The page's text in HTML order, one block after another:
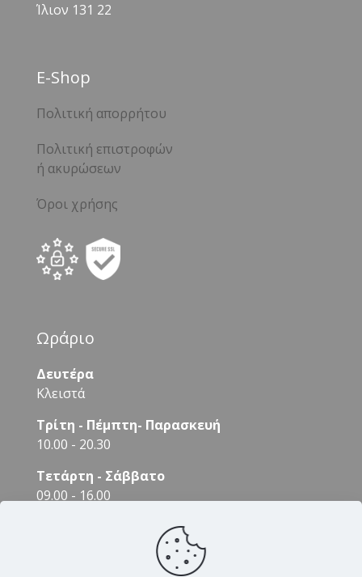
Ίλιον 131 22
Ε-Shop
Πολιτική απορρήτου
Πολιτική επιστροφών
ή ακυρώσεων
Όροι χρήσης
Ωράριο
Δευτέρα
Κλειστά
Τρίτη - Πέμπτη- Παρασκευή
10.00 - 20.30
Τετάρτη - Σάββατο
09.00 - 16.00